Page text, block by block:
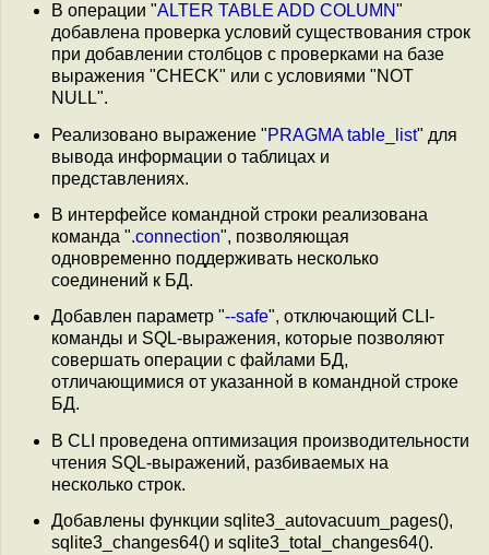
В операции "ALTER TABLE ADD COLUMN"
добавлена проверка условий существования строк
при добавлении столбцов с проверками на базе
выражения "CHECK" или с условиями "NOT
NULL".
Реализовано выражение "PRAGMA table_list" для
вывода информации о таблицах и
представлениях.
В интерфейсе командной строки реализована
команда ".connection", позволяющая
одновременно поддерживать несколько
соединений к БД.
Добавлен параметр "--safe", отключающий CLI-
команды и SQL-выражения, которые позволяют
совершать операции с файлами БД,
отличающимися от указанной в командной строке
БД.
В CLI проведена оптимизация производительности
чтения SQL-выражений, разбиваемых на
несколько строк.
Добавлены функции sqlite3_autovacuum_pages(),
sqlite3_changes64() и sqlite3_total_changes64().